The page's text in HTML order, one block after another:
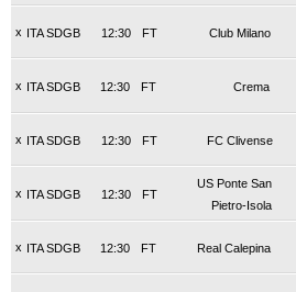
x ITA SDGB FT
12:30 Club Milano
x ITA SDGB FT
12:30 Crema
x ITA SDGB FT
12:30 FC Clivense
x ITA SDGB FT
12:30
US Ponte San
Pietro-Isola
x ITA SDGB FT
12:30 Real Calepina